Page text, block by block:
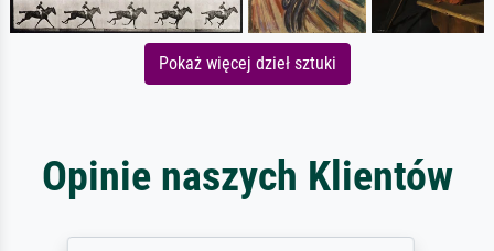
Pokaż więcej dzieł sztuki
Opinie naszych Klientów